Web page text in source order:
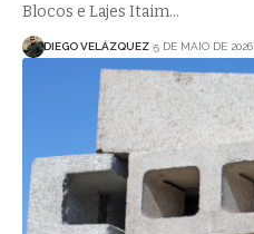
Blocos e Lajes Itaim…
DIEGO VELÁZQUEZ 5 DE MAIO DE 2026